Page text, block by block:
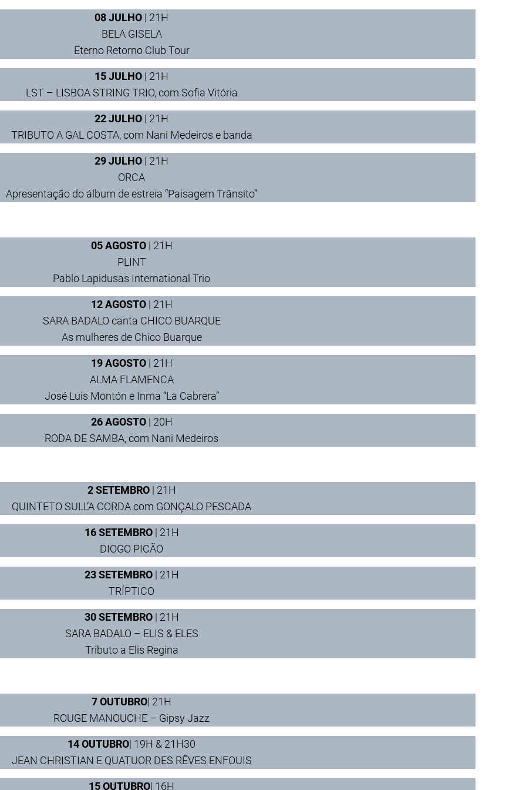
08 JULHO | 21H
BELA GISELA
Eterno Retorno Club Tour
15 JULHO | 21H
LST – LISBOA STRING TRIO, com Sofia Vitória
22 JULHO | 21H
TRIBUTO A GAL COSTA, com Nani Medeiros e banda
29 JULHO | 21H
ORCA
Apresentação do álbum de estreia “Paisagem Trânsito”
05 AGOSTO | 21H
PLINT
Pablo Lapidusas International Trio
12 AGOSTO | 21H
SARA BADALO canta CHICO BUARQUE
As mulheres de Chico Buarque
19 AGOSTO | 21H
ALMA FLAMENCA
José Luis Montón e Inma “La Cabrera”
26 AGOSTO | 20H
RODA DE SAMBA, com Nani Medeiros
2 SETEMBRO | 21H
QUINTETO SULL’A CORDA com GONÇALO PESCADA
16 SETEMBRO | 21H
DIOGO PICÃO
23 SETEMBRO | 21H
TRÍPTICO
30 SETEMBRO | 21H
SARA BADALO – ELIS & ELES
Tributo a Elis Regina
7 OUTUBRO| 21H
ROUGE MANOUCHE – Gipsy Jazz
14 OUTUBRO| 19H & 21H30
JEAN CHRISTIAN E QUATUOR DES RÊVES ENFOUIS
15 OUTUBRO| 16H